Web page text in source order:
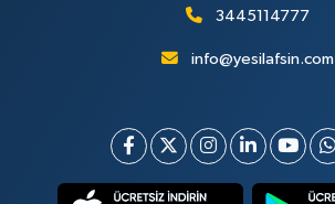
3445114777
info@yesilafsin.com